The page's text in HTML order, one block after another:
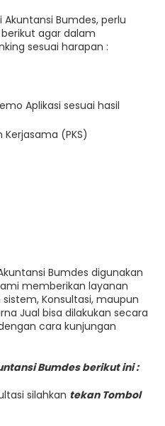
Bumdes, perlu
agar dalam
sesuai harapan :
Aplikasi sesuai hasil
(PKS)
Bumdes digunakan
memberikan layanan
Konsultasi, maupun
Jual bisa dilakukan secara
cara kunjungan
Bumdes berikut ini :
silahkan tekan Tombol